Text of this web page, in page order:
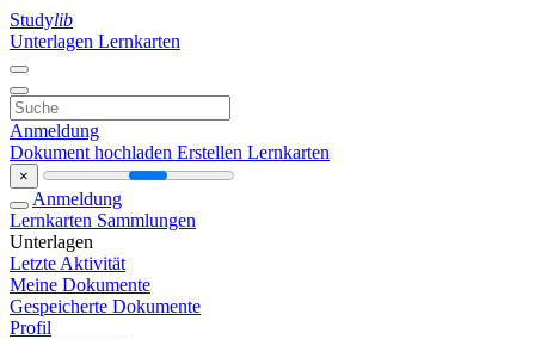
Studylib
Unterlagen Lernkarten
Anmeldung
Dokument hochladen Erstellen Lernkarten
×
Anmeldung
Lernkarten Sammlungen
Unterlagen
Letzte Aktivität
Meine Dokumente
Gespeicherte Dokumente
Profil